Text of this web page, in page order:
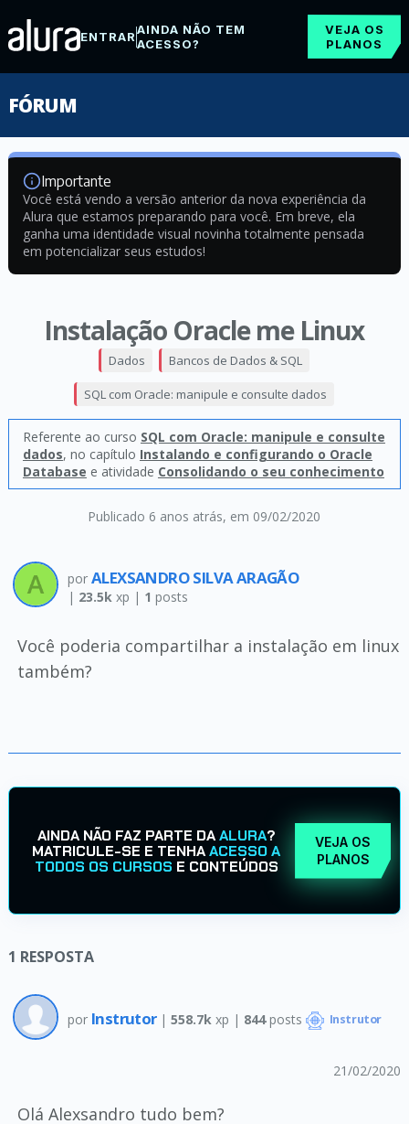
ENTRARAINDA NÃO TEM
ACESSO?
VEJA OS
PLANOS
FÓRUM
Importante
Você está vendo a versão anterior da nova experiência da
Alura que estamos preparando para você. Em breve, ela
ganha uma identidade visual novinha totalmente pensada
em potencializar seus estudos!
Instalação Oracle me Linux
Publicado 6 anos atrás, em 09/02/2020
Dados Bancos de Dados & SQL
SQL com Oracle: manipule e consulte dados
Referente ao curso SQL com Oracle: manipule e consulte
dados, no capítulo Instalando e configurando o Oracle
Database e atividade Consolidando o seu conhecimento
por ALEXSANDRO SILVA ARAGÃO
| 23.5kxp | 1 posts
Você poderia compartilhar a instalação em linux
também?
AINDA NÃO FAZ PARTE DAALURA?
MATRICULE-SE E TENHAACESSO A
TODOS OS CURSOS E CONTEÚDOS
VEJA OS
PLANOS
1 RESPOSTA
por Instrutor | 558.7k xp | 844posts Instrutor
21/02/2020
Olá Alexsandro tudo bem?